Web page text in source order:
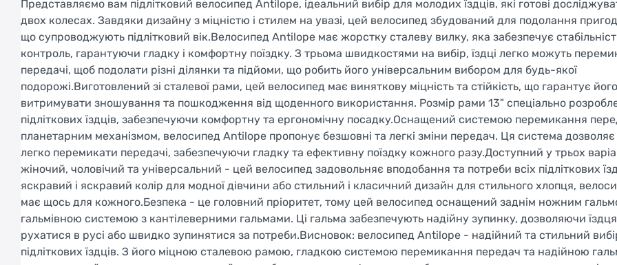
Представляємо вам підлітковий велосипед Antilope, ідеальний вибір для молодих їздців, які готові
двох колесах. Завдяки дизайну з міцністю і стилем на увазі, цей велосипед збудований для подолання пригод
що супроводжують підлітковий вік.Велосипед Antilope має жорстку сталеву вилку, яка забезпечує
контроль, гарантуючи гладку і комфортну поїздку. З трьома швидкостями на вибір, їздці легко можуть
передачі, щоб подолати різні ділянки та підйоми, що робить його універсальним вибором для будь-якої
подорожі.Виготовлений зі сталевої рами, цей велосипед має виняткову міцність та стійкість, що гарантує
витримувати зношування та пошкодження від щоденного використання. Розмір рами 13" спеціально
підліткових їздців, забезпечуючи комфортну та ергономічну посадку.Оснащений системою перемикання
планетарним механізмом, велосипед Antilope пропонує безшовні та легкі зміни передач. Ця система дозволяє
легко перемикати передачі, забезпечуючи гладку та ефективну поїздку кожного разу.Доступний у трьох
жіночий, чоловічий та універсальний - цей велосипед задовольняє вподобання та потреби всіх підліткових
яскравий і яскравий колір для модної дівчини або стильний і класичний дизайн для стильного хлопця,
має щось для кожного.Безпека - це головний пріоритет, тому цей велосипед оснащений заднім ножним
гальмівною системою з кантілеверними гальмами. Ці гальма забезпечують надійну зупинку, дозволяючи
рухатися в русі або швидко зупинятися за потреби.Висновок: велосипед Antilope - надійний та стильний
підліткових їздців. З його міцною сталевою рамою, гладкою системою перемикання передач та надійною